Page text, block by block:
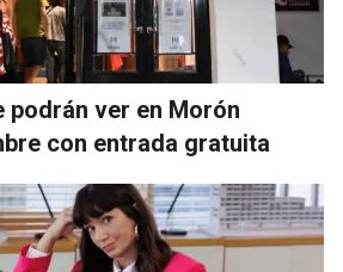
podrán ver en Morón
con entrada gratuita